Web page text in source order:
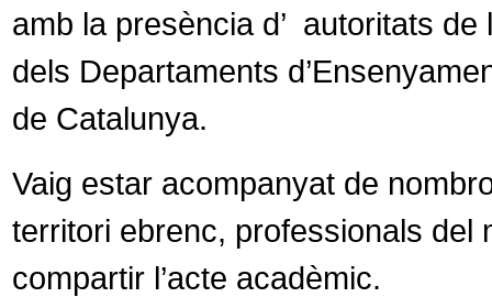
amb la presència d’ autoritats de
dels Departaments
de Catalunya.
Vaig estar acompanyat de
territori ebrenc, professionals del
compartir l’acte acadèmic.